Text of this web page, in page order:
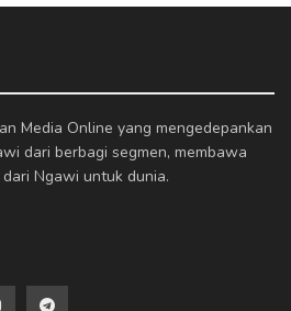
Media Online yang mengedepankan
dari berbagi segmen, membawa
Ngawi untuk dunia.